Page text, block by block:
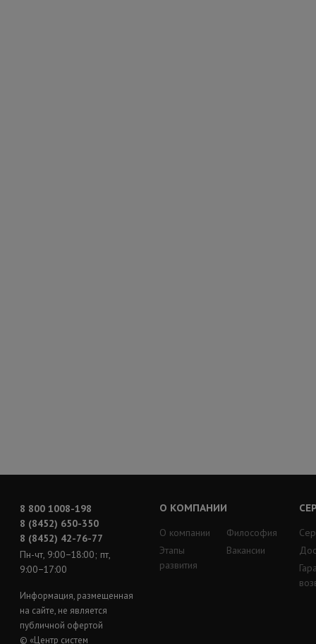
8 800 1008-198
8 (8452) 650-350
8 (8452) 42-76-77
Пн-чт, 9:00−18:00; пт,
9:00−17:00
Информация, размещенная
на сайте, не является
публичной офертой
© «Центр систем
О КОМПАНИИ
О компании
Этапы
развития
Философия
Вакансии